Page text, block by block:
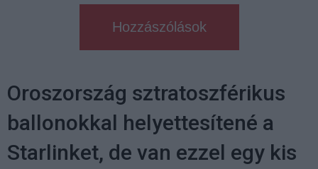
Hozzászólások
Oroszország sztratoszférikus
ballonokkal helyettesítené a
Starlinket, de van ezzel egy kis